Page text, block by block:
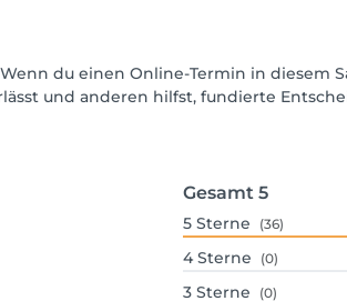
du einen Online-Termin in
und anderen hilfst, fundierte
Gesamt 5
5 Sterne (36)
4 Sterne (0)
3 Sterne (0)